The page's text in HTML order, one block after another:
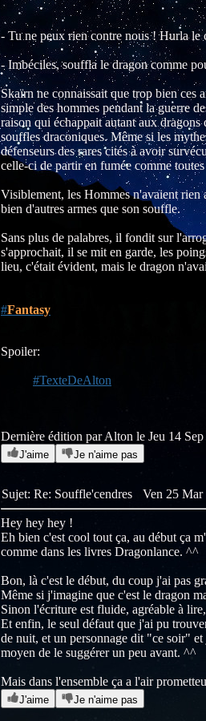
- Tu ne peux rien contre nous ! Hurla le
- Imbéciles, souffla le dragon comme
Skaïrn ne connaissait que trop bien ces
simple des hommes pendant la guerre
raison qui échappait autant aux
souffles draconiques. Même si les
défenseurs des rares cités à avoir
celle-ci de partir en fumée comme toutes
Visiblement, les Hommes n'avaient
bien d'autres armes que son souffle.
Sans plus de palabres, il fondit sur
s'approchait, il se mit en garde, les
lieu, c'était évident, mais le dragon
#Fantasy
Spoiler:
#TexteDeAlton
Dernière édition par Alton le Jeu 14
J'aime Je n'aime pas
Sujet: Re: Souffle'cendres Ven 25
Hey hey hey !
Eh bien c'est cool tout ça, au début ça
comme dans les livres Dragonlance. ^^
Bon, là c'est le début, du coup j'ai pas
Même si j'imagine que c'est le dragon
Sinon l'écriture est fluide, agréable à
Et enfin, le seul défaut que j'ai pu
de nuit, et un personnage dit "ce soir"
moyen de le suggérer un peu avant. ^^
Mais dans l'ensemble ça a l'air
J'aime Je n'aime pas